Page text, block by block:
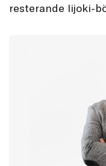
resterande Iijoki-